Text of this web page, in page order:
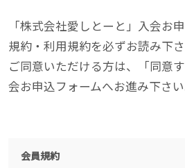
「株式会社愛しとーと」入会お
規約・利用規約を必ずお読み下さ
ご同意いただける方は、「同意
会お申込フォームへお進み下さい
会員規約